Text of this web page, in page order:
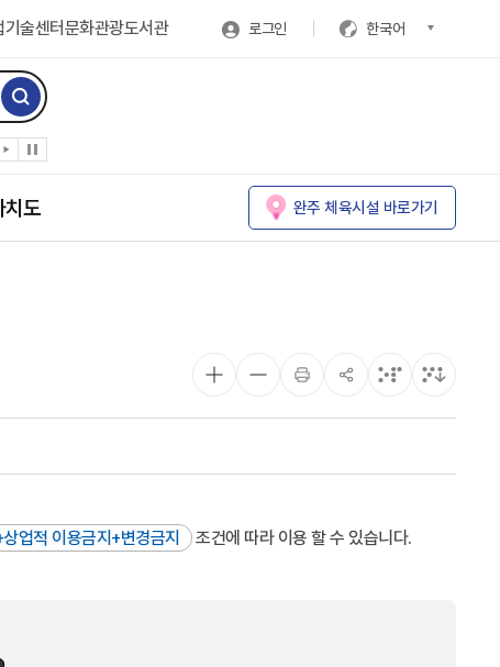
기술센터문화관광도서관 로그인 한국어
치도 완주 체육시설 바로가기
업적 이용금지+변경금지 조건에 따라 이용 할 수 있습니다.